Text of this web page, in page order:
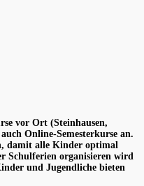
vor Ort (Steinhausen,
Online-Semesterkurse an.
damit alle Kinder optimal
Schulferien organisieren wird
und Jugendliche bieten